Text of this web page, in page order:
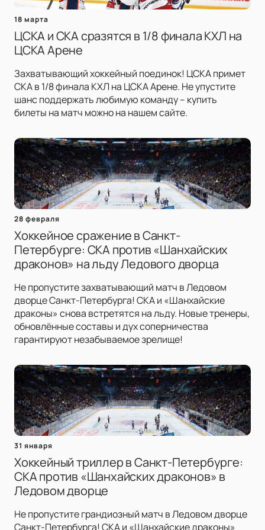
18 марта
ЦСКА и СКА сразятся в 1/8 финала КХЛ на
ЦСКА Арене
Захватывающий хоккейный поединок! ЦСКА примет
СКА в 1/8 финала КХЛ на ЦСКА Арене. Не упустите
шанс поддержать любимую команду – купить
билеты на матч можно на нашем сайте.
28 февраля
Хоккейное сражение в Санкт-
Петербурге: СКА против «Шанхайских
драконов» на льду Ледового дворца
Не пропустите захватывающий матч в Ледовом
дворце Санкт-Петербурга! СКА и «Шанхайские
драконы» снова встретятся на льду. Новые тренеры,
обновлённые составы и дух соперничества
гарантируют незабываемое зрелище!
31 января
Хоккейный триллер в Санкт-Петербурге:
СКА против «Шанхайских драконов» в
Ледовом дворце
Не пропустите грандиозный матч в Ледовом дворце
Санкт-Петербурга! СКА и «Шанхайские драконы»